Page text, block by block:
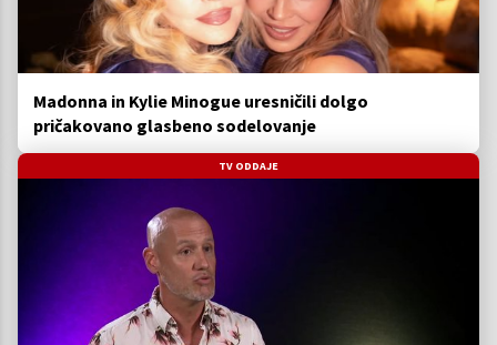
Madonna in Kylie Minogue uresničili dolgo
pričakovano glasbeno sodelovanje
TV ODDAJE